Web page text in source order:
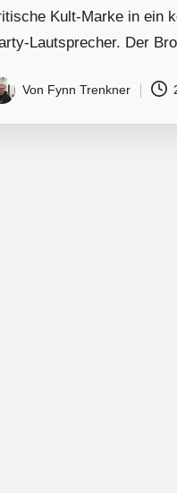
Kult-Marke in ein
Lautsprecher. Der
Von Fynn Trenkner